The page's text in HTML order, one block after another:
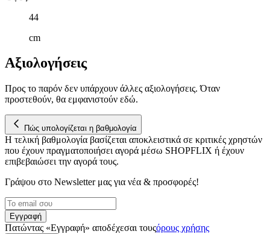
κυκλοφορία μας. Εμείς και οι 1022 συνεργάτες μας
προσωπικά σας δεδομένα, π.χ. τη διεύθυνση IP σας,
να έχουμε πρόσβαση σε πληροφορίες στη συσκευή σας, με σκοπό
μετρήσεις σχετικά με διαφημίσεις και περιεχόμενο, την καλύτερη
κοινοποιούμε πληροφορίες σχετικά με την από μέρους σας χρήση
τοποθεσίας μας στους συνεργάτες μέσων κοινωνικής δικτύωσης,
διαφημίσεων και ανάλυσης.
44
cm
Αξιολογήσεις
Προς το παρόν δεν υπάρχουν άλλες αξιολογήσεις. Όταν
προστεθούν, θα εμφανιστούν εδώ.
Πώς υπολογίζεται η βαθμολογία
Η τελική βαθμολογία βασίζεται αποκλειστικά σε κριτικές χρηστών
που έχουν πραγματοποιήσει αγορά μέσω SHOPFLIX ή έχουν
επιβεβαιώσει την αγορά τους.
Γράψου στο Νewsletter μας για νέα & προσφορές!
Εγγραφή
Πατώντας «Εγγραφή» αποδέχεσαι τουςόρους χρήσης